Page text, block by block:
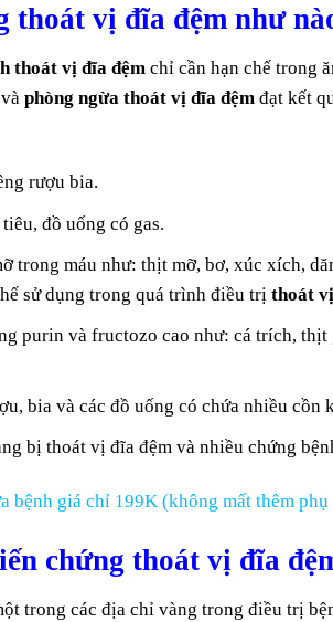
thoát vị đĩa đệm như
thoát vị đĩa đệm chỉ cần hạn chế trong
phòng ngừa thoát vị đĩa đệm đạt kết
rượu bia.
đồ uống có gas.
trong máu như: thịt mỡ, bơ, xúc xích,
sử dụng trong quá trình điều trịthoát
purin và fructozo cao như: cá trích,
bia và các đồ uống có chứa nhiều cồn
bị thoát vị đĩa đệm và nhiều chứng
bệnh giá chỉ 199K (không mất thêm
chứng thoát vị đĩa
trong các địa chỉ vàng trong điều trị